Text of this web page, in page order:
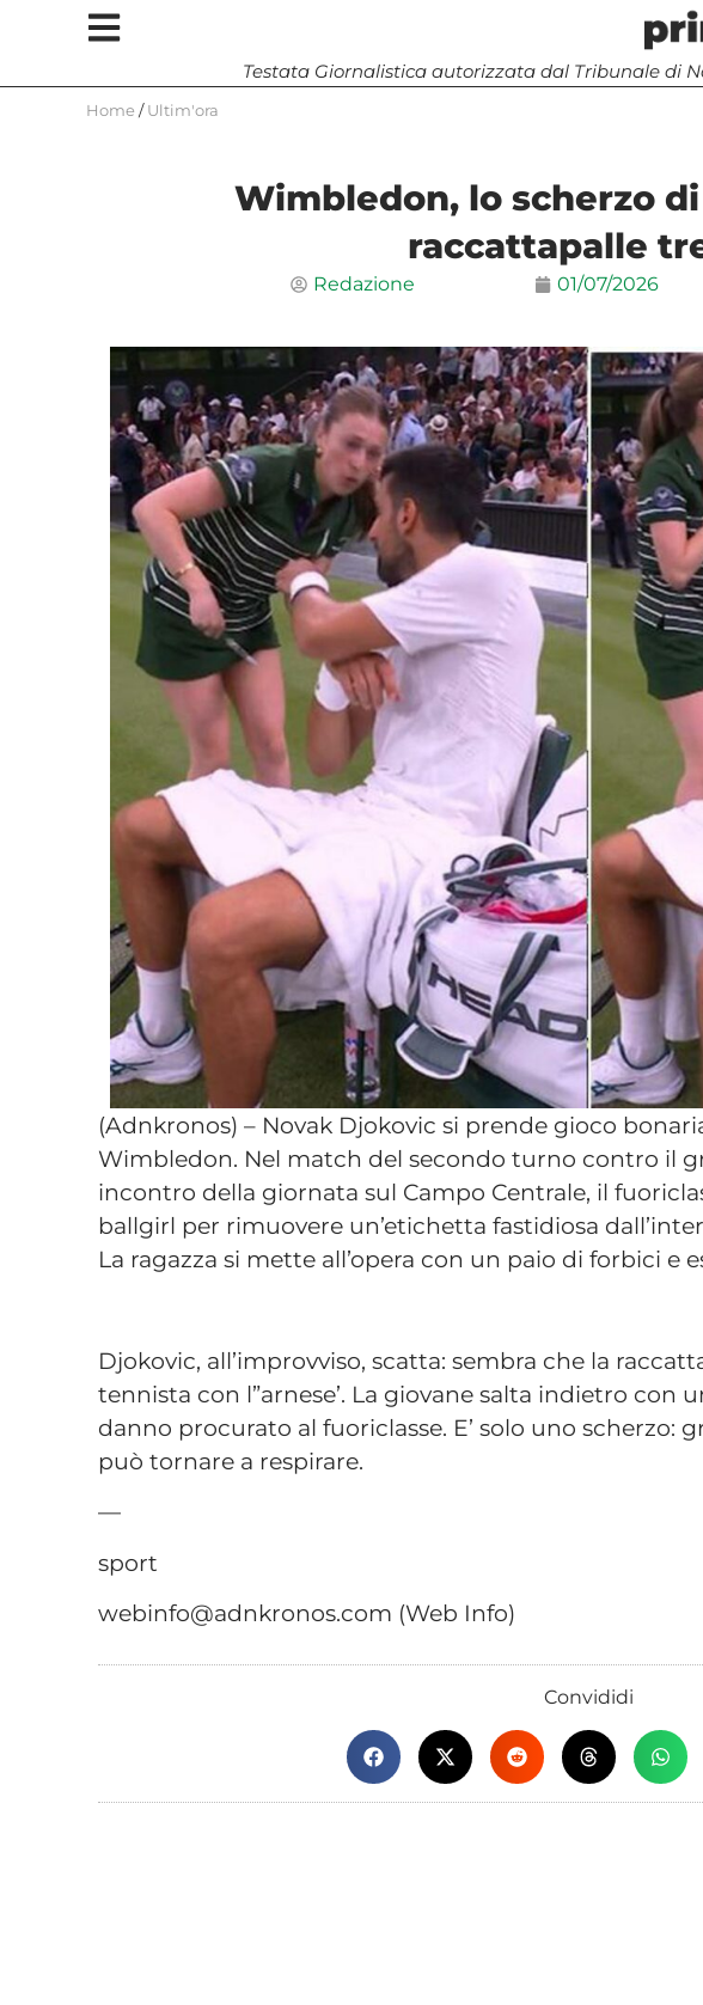
Testata Giornalistica autorizzata dal Tribunale di
Home / Ultim'ora
Wimbledon, lo scherzo
raccattapalle
Redazione 01/07/2026
(Adnkronos) – Novak Djokovic si prende gioco
Wimbledon. Nel match del secondo turno contro il
incontro della giornata sul Campo Centrale, il
ballgirl per rimuovere un’etichetta fastidiosa
La ragazza si mette all’opera con un paio di forbici e
Djokovic, all’improvviso, scatta: sembra che la
tennista con l”arnese’. La giovane salta indietro con
danno procurato al fuoriclasse. E’ solo uno scherzo:
può tornare a respirare.
—
sport
webinfo@adnkronos.com (Web Info)
Convididi